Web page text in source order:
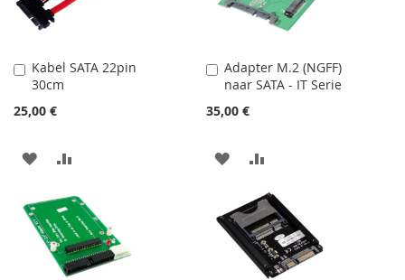
Kabel SATA 22pin
30cm
25,00 €
Lisää
ostoskoriin
LISÄÄ
Adapter M.2 (NGFF)
naar SATA - IT Serie
35,00 €
Lisää
ostoskoriin
LISÄÄ
TOIVELISTAAN
VERTAILUUN